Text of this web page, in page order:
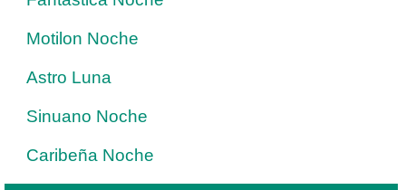
Motilon Noche
Astro Luna
Sinuano Noche
Caribeña Noche